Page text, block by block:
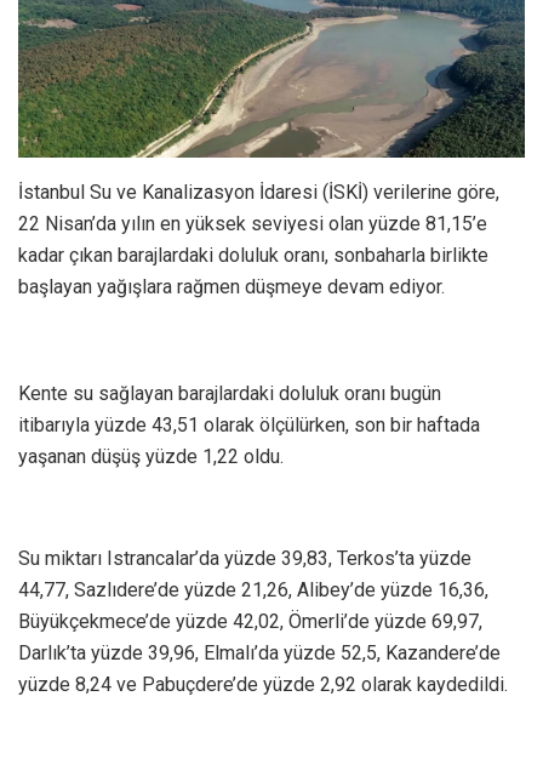
İstanbul Su ve Kanalizasyon İdaresi (İSKİ) verilerine göre,
22 Nisan’da yılın en yüksek seviyesi olan yüzde 81,15’e
kadar çıkan barajlardaki doluluk oranı, sonbaharla birlikte
başlayan yağışlara rağmen düşmeye devam ediyor.
Kente su sağlayan barajlardaki doluluk oranı bugün
itibarıyla yüzde 43,51 olarak ölçülürken, son bir haftada
yaşanan düşüş yüzde 1,22 oldu.
Su miktarı Istrancalar’da yüzde 39,83, Terkos’ta yüzde
44,77, Sazlıdere’de yüzde 21,26, Alibey’de yüzde 16,36,
Büyükçekmece’de yüzde 42,02, Ömerli’de yüzde 69,97,
Darlık’ta yüzde 39,96, Elmalı’da yüzde 52,5, Kazandere’de
yüzde 8,24 ve Pabuçdere’de yüzde 2,92 olarak kaydedildi.